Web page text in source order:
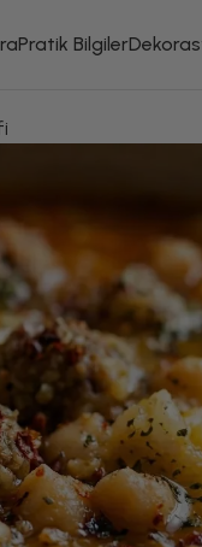
Pratik Bilgiler